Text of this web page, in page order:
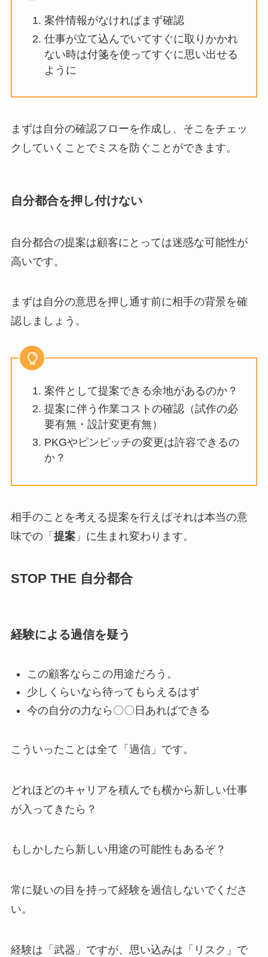
案件情報がなければまず確認
仕事が立て込んでいてすぐに取りかかれ
ない時は付箋を使ってすぐに思い出せる
ように
まずは自分の確認フローを作成し、そこをチェッ
クしていくことでミスを防ぐことができます。
自分都合を押し付けない
自分都合の提案は顧客にとっては迷惑な可能性が
高いです。
まずは自分の意思を押し通す前に相手の背景を確
認しましょう。
案件として提案できる余地があるのか？
提案に伴う作業コストの確認（試作の必
要有無・設計変更有無）
PKGやピンピッチの変更は許容できるの
か？
相手のことを考える提案を行えばそれは本当の意
味での「 提案」に生まれ変わります。
STOP THE 自分都合
経験による過信を疑う
この顧客ならこの用途だろう。
少しくらいなら待ってもらえるはず
今の自分の力なら〇〇日あればできる
こういったことは全て「過信」です。
どれほどのキャリアを積んでも横から新しい仕事
が入ってきたら？
もしかしたら新しい用途の可能性もあるぞ？
常に疑いの目を持って経験を過信しないでくださ
い。
経験は「武器」ですが、思い込みは「リスク」で